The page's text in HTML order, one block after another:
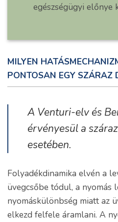
egészségügyi előnye
MILYEN
PONTOSAN EGY SZÁRAZ
A Venturi-elv és
érvényesül a
esetében.
Folyadékdinamika elvén a
üvegcsőbe tódul, a nyomás
nyomáskülönbség miatt az
elkezd felfele áramlani. A